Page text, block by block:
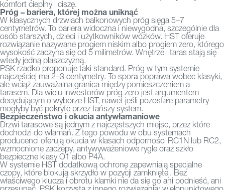
komfort cieplny i ciszę.
Próg – bariera, której można uniknąć
W klasycznych drzwiach balkonowych próg sięga 5–7
centymetrów. To bariera widoczna i niewygodna, szczególnie dla
osób starszych, dzieci i użytkowników wózków. HST oferuje
rozwiązanie nazywane progiem niskim albo progiem zero, którego
wysokość zaczyna się od 5 milimetrów. Wnętrze i taras stają się
wtedy jedną płaszczyzną.
PSK rzadko proponuje taki standard. Próg w tym systemie
najczęściej ma 2–3 centymetry. To sporа poprawa wobec klasyki,
ale wciąż zauważalna granica między pomieszczeniem a
tarasem. Dla wielu inwestorów próg zero jest argumentem
decydującym o wyborze HST, nawet jeśli pozostałe parametry
mogłyby być pokryte przez tańszy system.
Bezpieczeństwo i okucia antywłamaniowe
Drzwi tarasowe są jednym z najczęstszych miejsc, przez które
dochodzi do włamań. Z tego powodu w obu systemach
producenci oferują okucia w klasach odporności RC1N lub RC2,
wzmocnione zaczepy, antywyważeniowe rygle oraz szkło
bezpieczne klasy O1 albo P4A.
W systemie HST dodatkową ochronę zapewniają specjalne
czopy, które blokują skrzydło w pozycji zamkniętej. Bez
właściwego klucza i obrotu klamki nie da się go ani podnieść, ani